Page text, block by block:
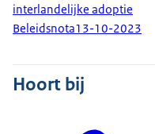
interlandelijke adoptie
Beleidsnota13-10-2023
Hoort bij